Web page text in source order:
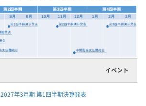
イベント
2027年3月期 第1四半期決算発表